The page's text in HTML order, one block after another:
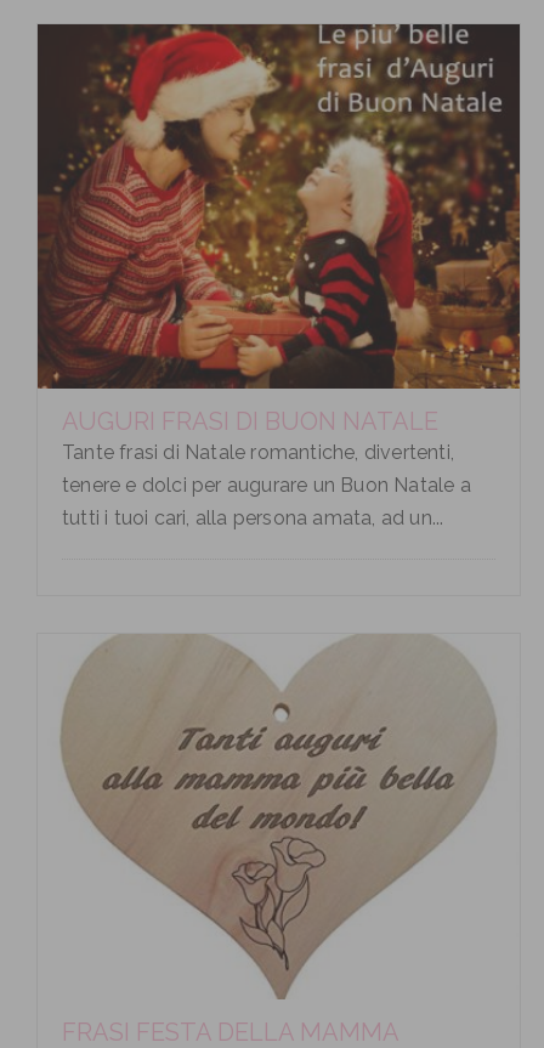
AUGURI FRASI DI BUON NATALE
Tante frasi di Natale romantiche, divertenti,
tenere e dolci per augurare un Buon Natale a
tutti i tuoi cari, alla persona amata, ad un...
FRASI FESTA DELLA MAMMA